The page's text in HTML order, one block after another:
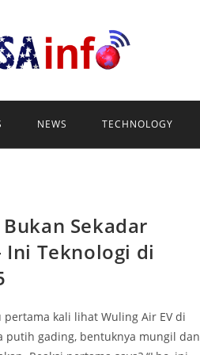
NEWS TECHNOLOGY
Sekadar
Teknologi di
pertama kali lihat Wuling Air EV di
putih gading, bentuknya mungil dan